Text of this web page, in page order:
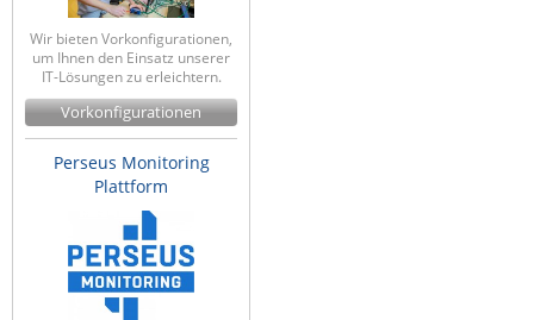
Wir bieten Vorkonfigurationen,
um Ihnen den Einsatz unserer
IT-Lösungen zu erleichtern.
Vorkonfigurationen
Perseus Monitoring
Plattform